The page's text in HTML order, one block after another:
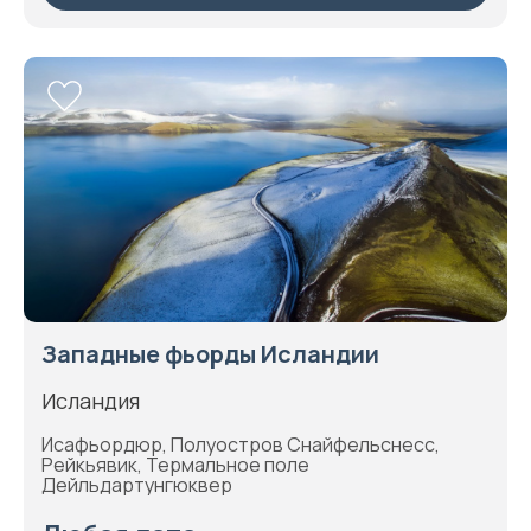
Западные фьорды Исландии
Исландия
Исафьордюр, Полуостров Снайфельснесс,
Рейкьявик, Термальное поле
Дейльдартунгюквер